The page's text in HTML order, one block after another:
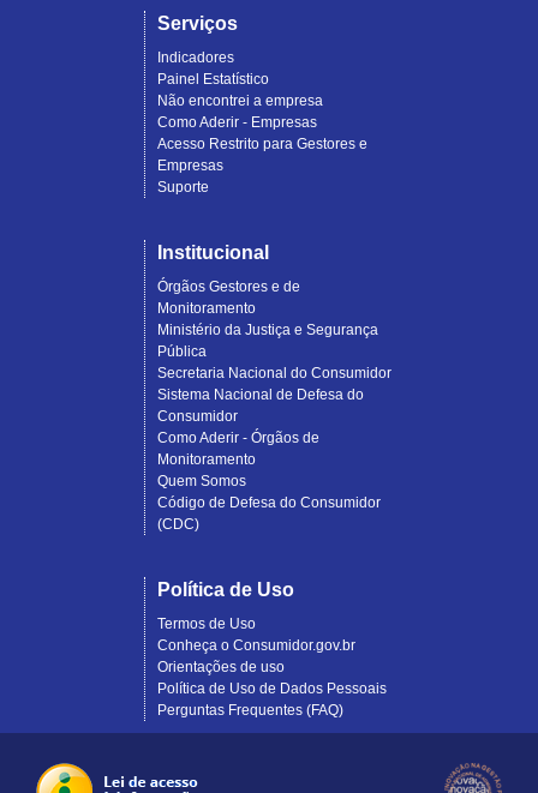
Serviços
Indicadores
Painel Estatístico
Não encontrei a empresa
Como Aderir - Empresas
Acesso Restrito para Gestores e
Empresas
Suporte
Institucional
Órgãos Gestores e de
Monitoramento
Ministério da Justiça e Segurança
Pública
Secretaria Nacional do Consumidor
Sistema Nacional de Defesa do
Consumidor
Como Aderir - Órgãos de
Monitoramento
Quem Somos
Código de Defesa do Consumidor
(CDC)
Política de Uso
Termos de Uso
Conheça o Consumidor.gov.br
Orientações de uso
Política de Uso de Dados Pessoais
Perguntas Frequentes (FAQ)